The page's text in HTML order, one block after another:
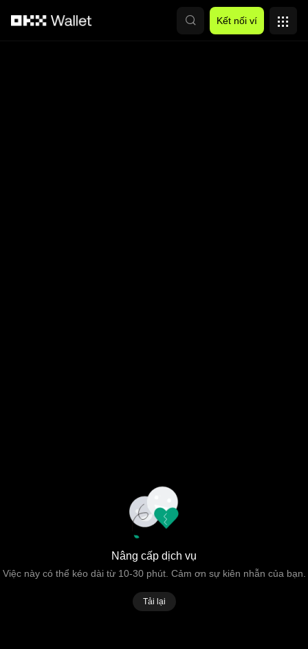
Kết nối ví
Nâng cấp dịch vụ
Việc này có thể kéo dài từ 10-30 phút. Cảm ơn sự kiên nhẫn của bạn.
Tải lại